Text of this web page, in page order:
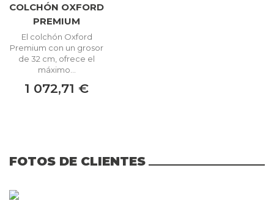
COLCHÓN OXFORD
PREMIUM
El colchón Oxford
Premium con un grosor
de 32 cm, ofrece el
máximo...
1 072,71 €
FOTOS DE CLIENTES